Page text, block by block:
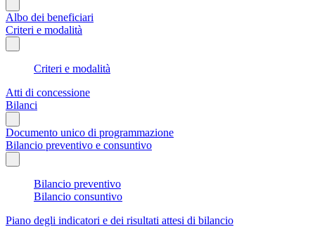
Albo dei beneficiari
Criteri e modalità
Criteri e modalità
Atti di concessione
Bilanci
Documento unico di programmazione
Bilancio preventivo e consuntivo
Bilancio preventivo
Bilancio consuntivo
Piano degli indicatori e dei risultati attesi di bilancio